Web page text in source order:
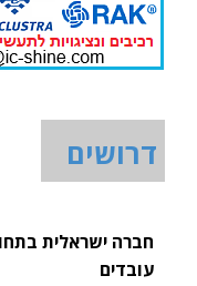
דרושים
חברה ישראלית
עובדים